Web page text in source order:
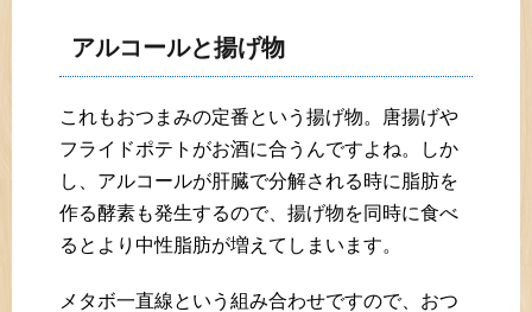
アルコールと揚げ物
これもおつまみの定番という揚げ物。唐揚げや
フライドポテトがお酒に合うんですよね。しか
し、アルコールが肝臓で分解される時に脂肪を
作る酵素も発生するので、揚げ物を同時に食べ
るとより中性脂肪が増えてしまいます。
メタボ一直線という組み合わせですので、おつ